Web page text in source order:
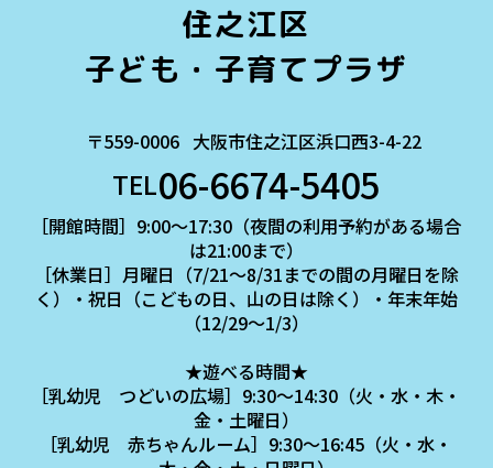
住之江区
子ども・子育てプラザ
〒559-0006 大阪市住之江区浜口西3-4-22
TEL06-6674-5405
［開館時間］9:00～17:30（夜間の利用予約がある場合
は21:00まで）
［休業日］月曜日（7/21～8/31までの間の月曜日を除
く）・祝日（こどもの日、山の日は除く）・年末年始
（12/29～1/3）
★遊べる時間★
［乳幼児 つどいの広場］9:30～14:30（火・水・木・
金・土曜日）
［乳幼児 赤ちゃんルーム］9:30～16:45（火・水・